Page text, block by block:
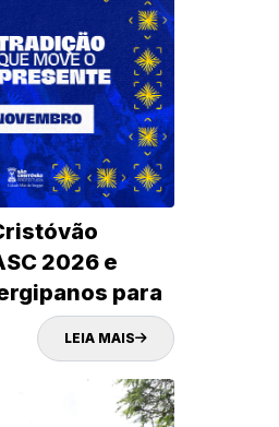
2026 e
para
CULTURALEIA MAIS